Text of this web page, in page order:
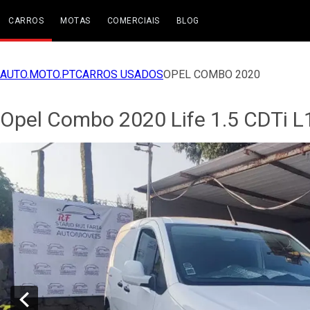
CARROS MOTAS COMERCIAIS BLOG
AUTO.MOTO.PTCARROS USADOSOPEL COMBO 2020
Opel Combo 2020 Life 1.5 CDTi